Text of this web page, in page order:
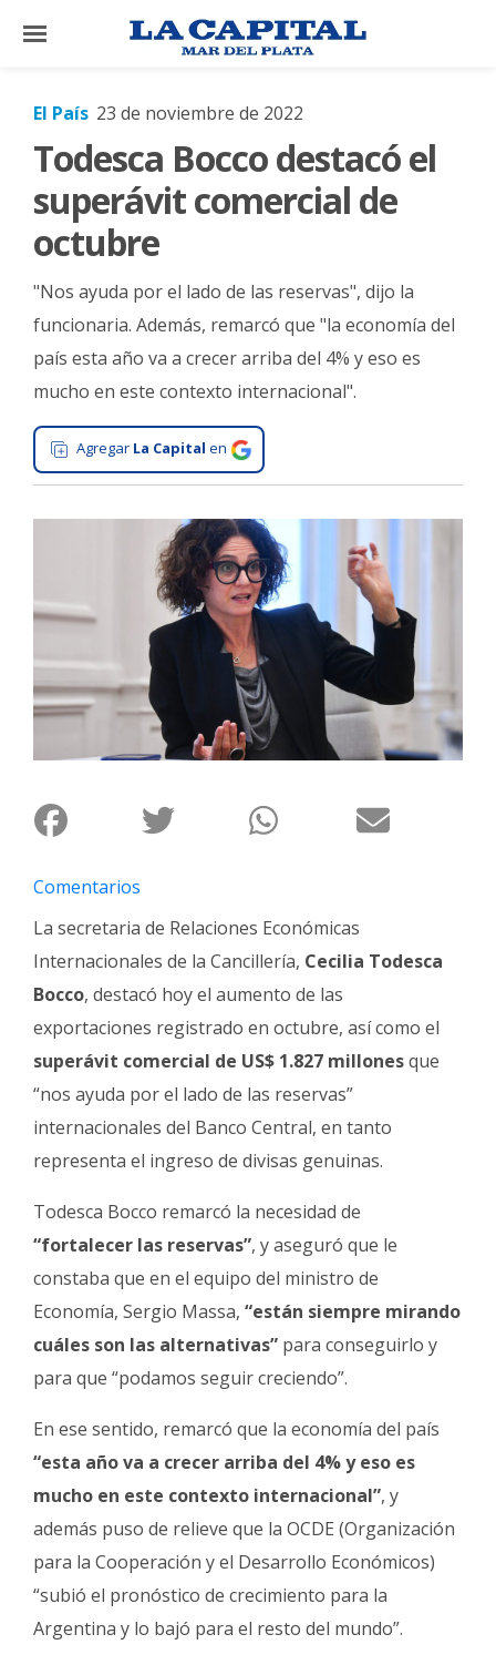
×
Mundo
La
Zona
Cultura
Tecnología
Gastronomía
Salud
Ciudad
Deportes
Arte
y
Cartelera
de
Familia
Clasificados
Fúnebres
El País 23 de noviembre de 2022
Todesca Bocco destacó el
superávit comercial de
octubre
"Nos ayuda por el lado de las reservas", dijo la
funcionaria. Además, remarcó que "la economía del
país esta año va a crecer arriba del 4% y eso es
mucho en este contexto internacional".
Agregar La Capital en
Comentarios
La secretaria de Relaciones Económicas
Internacionales de la Cancillería, Cecilia Todesca
Bocco, destacó hoy el aumento de las
exportaciones registrado en octubre, así como el
superávit comercial de US$ 1.827 millonesque
“nos ayuda por el lado de las reservas”
internacionales del Banco Central, en tanto
representa el ingreso de divisas genuinas.
Todesca Bocco remarcó la necesidad de
“fortalecer las reservas”, y aseguró que le
constaba que en el equipo del ministro de
Economía, Sergio Massa, “están siempre mirando
cuáles son las alternativas” para conseguirlo y
para que “podamos seguir creciendo”.
En ese sentido, remarcó que la economía del país
“esta año va a crecer arriba del 4% y eso es
mucho en este contexto internacional”, y
además puso de relieve que la OCDE (Organización
para la Cooperación y el Desarrollo Económicos)
“subió el pronóstico de crecimiento para la
Argentina y lo bajó para el resto del mundo”.